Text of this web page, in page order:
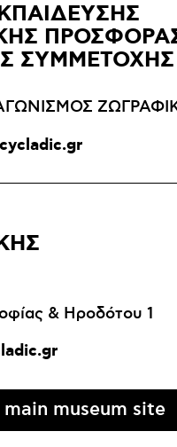
ΣΥΜΜΕΤΟΧΗΣ
& Ηροδότου 1
museum site